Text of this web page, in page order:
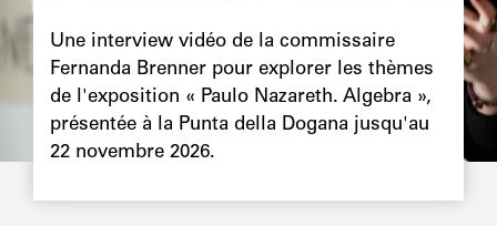
Une interview vidéo de la commissaire
Fernanda Brenner pour explorer les thèmes
de l'exposition « Paulo Nazareth. Algebra »,
présentée à la Punta della Dogana jusqu'au
22 novembre 2026.